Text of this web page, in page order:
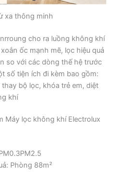
xa thông minh
cho ra luồng không khí
ốc mạnh mẽ, lọc hiệu quả
so với các dòng thế hệ trước
số tiện ích đi kèm bao gồm:
bộ lọc, khóa trẻ em, diệt
khí
Máy lọc không khí Electrolux
Phòng 88m²